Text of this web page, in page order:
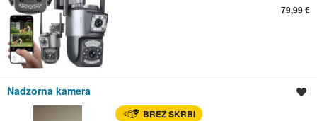
79,99 €
Nadzorna kamera
BREZ SKRBI